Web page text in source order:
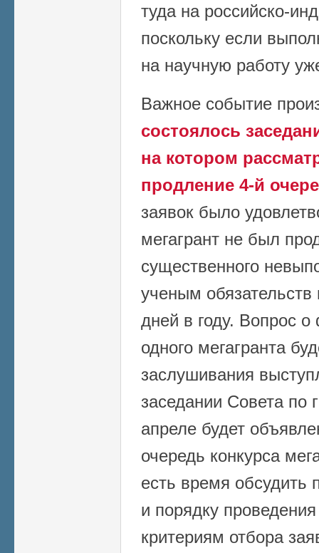
туда на российско-
поскольку если
на научную работу
Важное событие
состоялось
на котором
продление 4-й
заявок было
мегагрант не был
существенного
ученым
дней в году. Вопрос
одного мегагранта
заслушивания
заседании Совета по
апреле будет
очередь конкурса
есть время
и порядку
критериям отбора